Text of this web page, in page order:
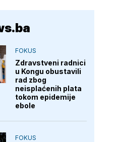
FOKUS
Zdravstveni radnici
u Kongu obustavili
rad zbog
neisplaćenih plata
tokom epidemije
ebole
FOKUS